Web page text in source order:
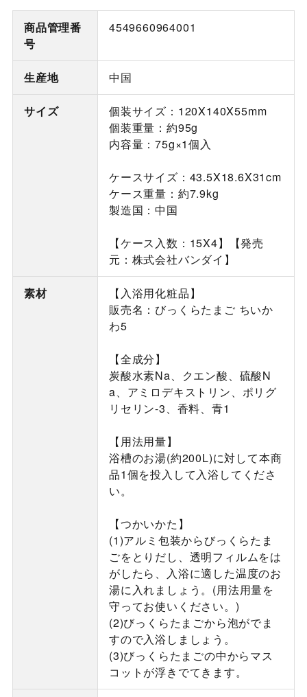
商品管理番
号
4549660964001
生産地 中国
サイズ
個装サイズ：120X140X55mm
個装重量：約95g
内容量：75g×1個入
ケースサイズ：43.5X18.6X31cm
ケース重量：約7.9kg
製造国：中国
【ケース入数：15X4】【発売
元：株式会社バンダイ】
素材
【入浴用化粧品】
販売名：びっくらたまご ちいか
わ5
【全成分】
炭酸水素Na、クエン酸、硫酸N
a、アミロデキストリン、ポリグ
リセリン-3、香料、青1
【用法用量】
浴槽のお湯(約200L)に対して本商
品1個を投入して入浴してくださ
い。
【つかいかた】
(1)アルミ包装からびっくらたま
ごをとりだし、透明フィルムをは
がしたら、入浴に適した温度のお
湯に入れましょう。(用法用量を
守ってお使いください。)
(2)びっくらたまごから泡がでま
すので入浴しましょう。
(3)びっくらたまごの中からマス
コットが浮きでてきます。